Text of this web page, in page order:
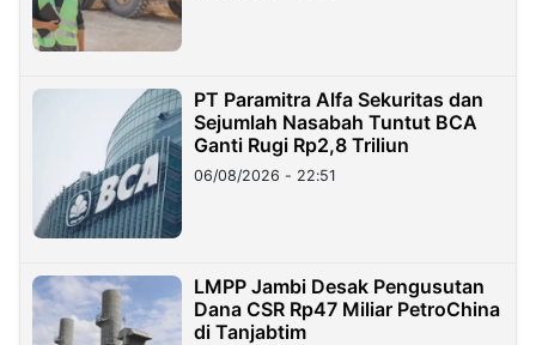
PT Paramitra Alfa Sekuritas dan
Sejumlah Nasabah Tuntut BCA
Ganti Rugi Rp2,8 Triliun
06/08/2026 - 22:51
LMPP Jambi Desak Pengusutan
Dana CSR Rp47 Miliar PetroChina
di Tanjabtim